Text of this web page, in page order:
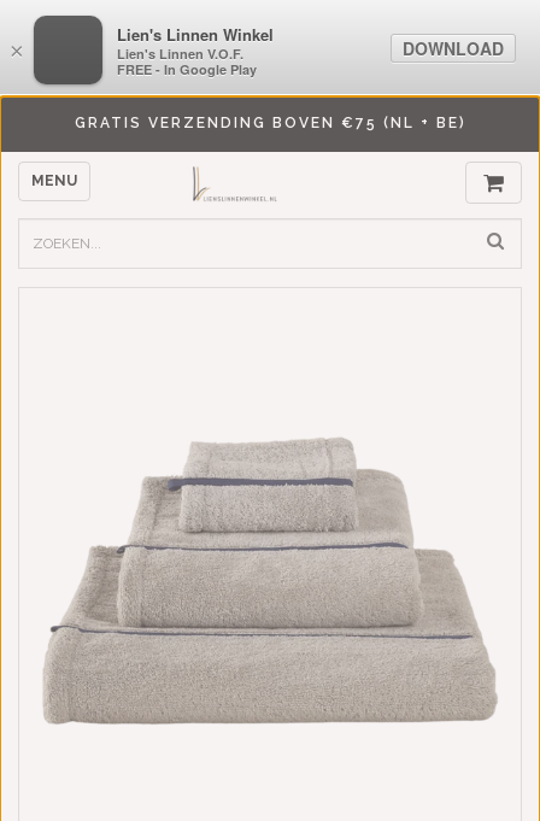
GRATIS VERZENDING BOVEN €75 (NL + BE)
MENU
×
LiensLinnenwinkel.nl
Lien's Linnen V.O.F.
FREE - In Google Play
DOWNLOAD
×
Lien's Linnen Winkel
Lien's Linnen V.O.F.
FREE - In Google Play
DOWNLOAD